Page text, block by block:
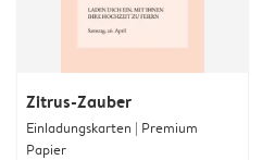
Zitrus-Zauber
Einladungskarten | Premium
Papier